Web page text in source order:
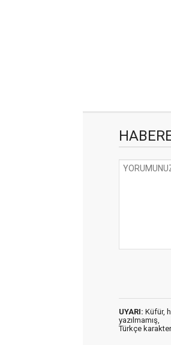
UYARI: Küfür,
yazılmamış,
Türkçe